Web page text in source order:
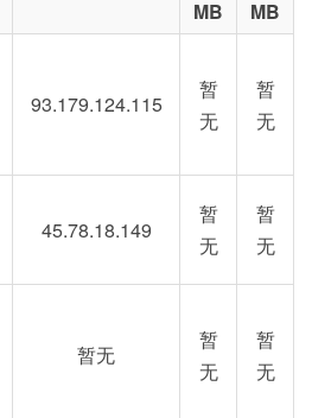
MB
MB
93.179.124.115
暂
无
暂
无
45.78.18.149
暂
无
暂
无
暂无
暂
无
暂
无